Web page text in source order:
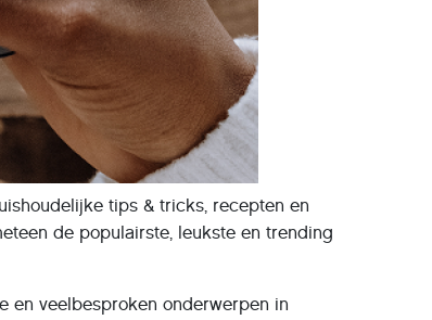
tips & tricks, recepten en
de populairste, leukste en trending
en veelbesproken onderwerpen in